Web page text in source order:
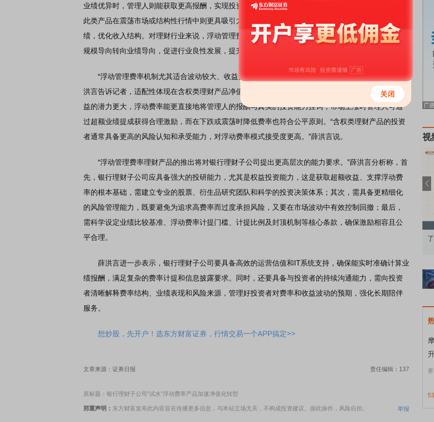
业绩优异时，管理人则能获取更高报酬，实现投资者和管理人利益的绑定。对
此类产品在震荡市场或结构性行情中则更具吸引力，有利于扩大管理规模，同时激励投研团队提升业
绩，优化收入结构。对理财行业来说，浮动管理费率模式是深化净值化转型的重要探索，推动行业从
规模导向转向业绩导向，促进行业良性发展，提升投资者获得感。
“浮动管理费率机制尤其适合波动较大、收益空间广阔的含权类理财产品。”苏商银行特约研究员薛
洪言告诉记者，适配性体现在含权类理财产品净值波动性天然较高，管理人通过主动管理获取超额收
益的潜力更大，浮动费率能更直接地将管理人的报酬与真实的投资能力挂钩，市场上涨时管理人可通
过超额业绩提成获得合理激励，而在下跌或震荡时降低费率也符合公平原则。“含权类理财产品的投资
者通常具备更高的风险认知和承受能力，对浮动费率模式接受度更高。”薛洪言说。
“浮动管理费率理财产品的推出将对银行理财子公司提出更高层次的能力要求。”薛洪言分析称，首
先，银行理财子公司应具备强大的投研能力，尤其是权益投资能力，这是获取超额收益、支撑浮动费
率的根本基础，需建立专业的股票、衍生品研究团队和科学的投资决策体系；其次，需具备更精细化
的风险管理能力，既要避免为追求高费率而过度承担风险，又要在市场波动中有效控制回撤；最后，
需科学设定业绩比较基准、浮动费率计提门槛、计提比例及封顶机制等核心条款，确保激励相容且公
平合理。
薛洪言进一步表示，银行理财子公司要具备高效的运营估值和IT系统支持，确保能实时准确计算业
绩报酬，满足复杂的费率计提和信息披露要求。同时，还要具备与投资者的持续沟通能力，需向投资
者清晰解释费率结构、业绩表现和风险来源，管理好投资者对费率和收益波动的预期，强化长期陪伴
服务。
想炒股，先开户！选东方财富证券，行情交易一个APP搞定>>
文章来源：证券日报 责任编辑：137
原标题：银行理财子公司“试水”浮动费率产品加速净值化转型
郑重声明： 东方财富发布此内容旨在传播更多信息，与本站立场无关，不构成投资建议。据此操作，风险自担。 举报
视
K90 至尊版 新品发布会